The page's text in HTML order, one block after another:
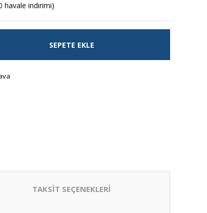
havale indirimi)
SEPETE EKLE
TAKSİT SEÇENEKLERİ